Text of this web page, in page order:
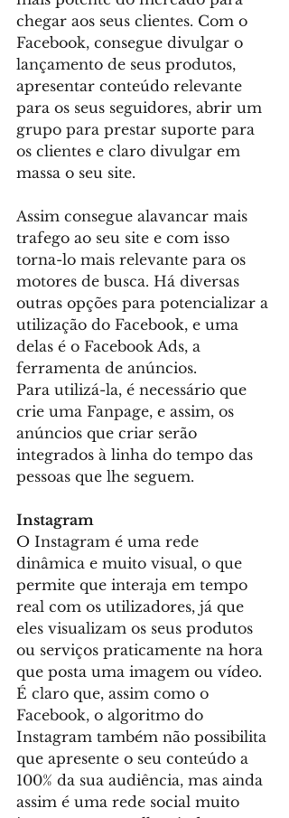
chegar aos seus clientes. Com o
Facebook, consegue divulgar o
lançamento de seus produtos,
apresentar conteúdo relevante
para os seus seguidores, abrir um
grupo para prestar suporte para
os clientes e claro divulgar em
massa o seu site.
Assim consegue alavancar mais
trafego ao seu site e com isso
torna-lo mais relevante para os
motores de busca. Há diversas
outras opções para potencializar a
utilização do Facebook, e uma
delas é o Facebook Ads, a
ferramenta de anúncios.
Para utilizá-la, é necessário que
crie uma Fanpage, e assim, os
anúncios que criar serão
integrados à linha do tempo das
pessoas que lhe seguem.
Instagram
O Instagram é uma rede
dinâmica e muito visual, o que
permite que interaja em tempo
real com os utilizadores, já que
eles visualizam os seus produtos
ou serviços praticamente na hora
que posta uma imagem ou vídeo.
É claro que, assim como o
Facebook, o algoritmo do
Instagram também não possibilita
que apresente o seu conteúdo a
100% da sua audiência, mas ainda
assim é uma rede social muito